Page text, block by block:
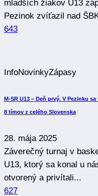
mladších žiakov U13
Pezinok zvíťazil nad
643
InfoNovinkyZápasy
M-SR U13 – Deň prvý. V Pezinku
8 tímov z celého Slovenska
28. mája 2025
Záverečný turnaj v
U13, ktorý sa konal u
otvorený a privítali...
627